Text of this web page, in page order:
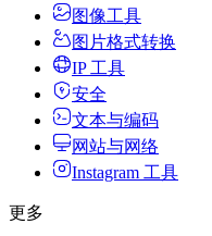
图像工具
图片格式转换
IP 工具
安全
文本与编码
网站与网络
Instagram 工具
更多